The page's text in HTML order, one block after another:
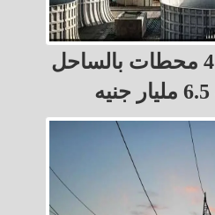
الكهرباء تعتزم إنشاء 4 محطات بالساحل